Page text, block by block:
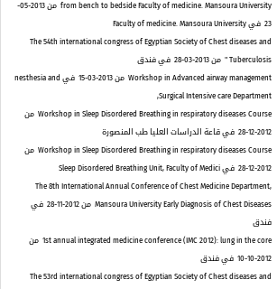
from bench to bedside Faculty of medicine. Mansoura University
من 2013-05-
23 في Faculty of medicine. Mansoura University
The 54th international congress of Egyptian Society of Chest diseases and
Tuberculosis "
من 2013-03-28
في فندق
Workshop in Advanced airway management من 2013-03-15
في nesthesia and
Surgical Intensive care Department,
Workshop in Sleep Disordered Breathing in respiratory diseases Course من
2012-12-28
في قاعة الدراسات العليا طب المنصورة
Workshop in Sleep Disordered Breathing in respiratory diseases Course من
2012-12-28
في Sleep Disordered Breathing Unit, Faculty of Medici
The 8th International Annual Conference of Chest Medicine Department,
Mansoura University Early Diagnosis of Chest Diseases من 2012-11-28
في
فندق
1st annual integrated medicine conference (IMC 2012): lung in the core من
2012-10-10
في فندق
The 53rd international congress of Egyptian Society of Chest diseases and